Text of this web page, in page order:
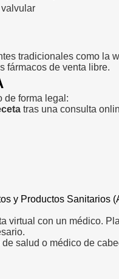
tradicionales como la
fármacos de venta libre.
de forma legal:
tras una consulta
y Productos Sanitarios
virtual con un médico.
salud o médico de